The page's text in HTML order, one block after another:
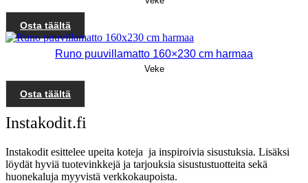
Osta täältä
Runo puuvillamatto 160×230 cm harmaa
Veke
Osta täältä
Instakodit.fi
Instakodit esittelee upeita koteja ja inspiroivia sisustuksia. Lisäksi
löydät hyviä tuotevinkkejä ja tarjouksia sisustustuotteita sekä
huonekaluja myyvistä verkkokaupoista.